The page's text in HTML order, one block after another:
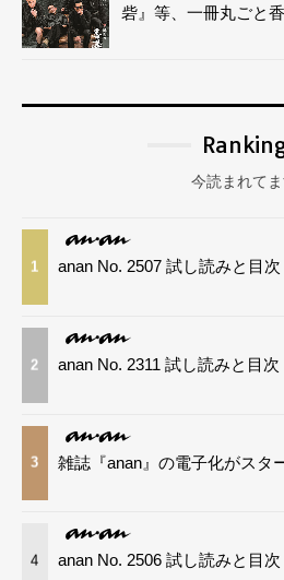
砦』等、一冊丸ごと
今読まれて
1 anan No. 2507 試し読みと目次
2 anan No. 2311 試し読みと目次
3 雑誌『anan』の電子化がスタ
4 anan No. 2506 試し読みと目次